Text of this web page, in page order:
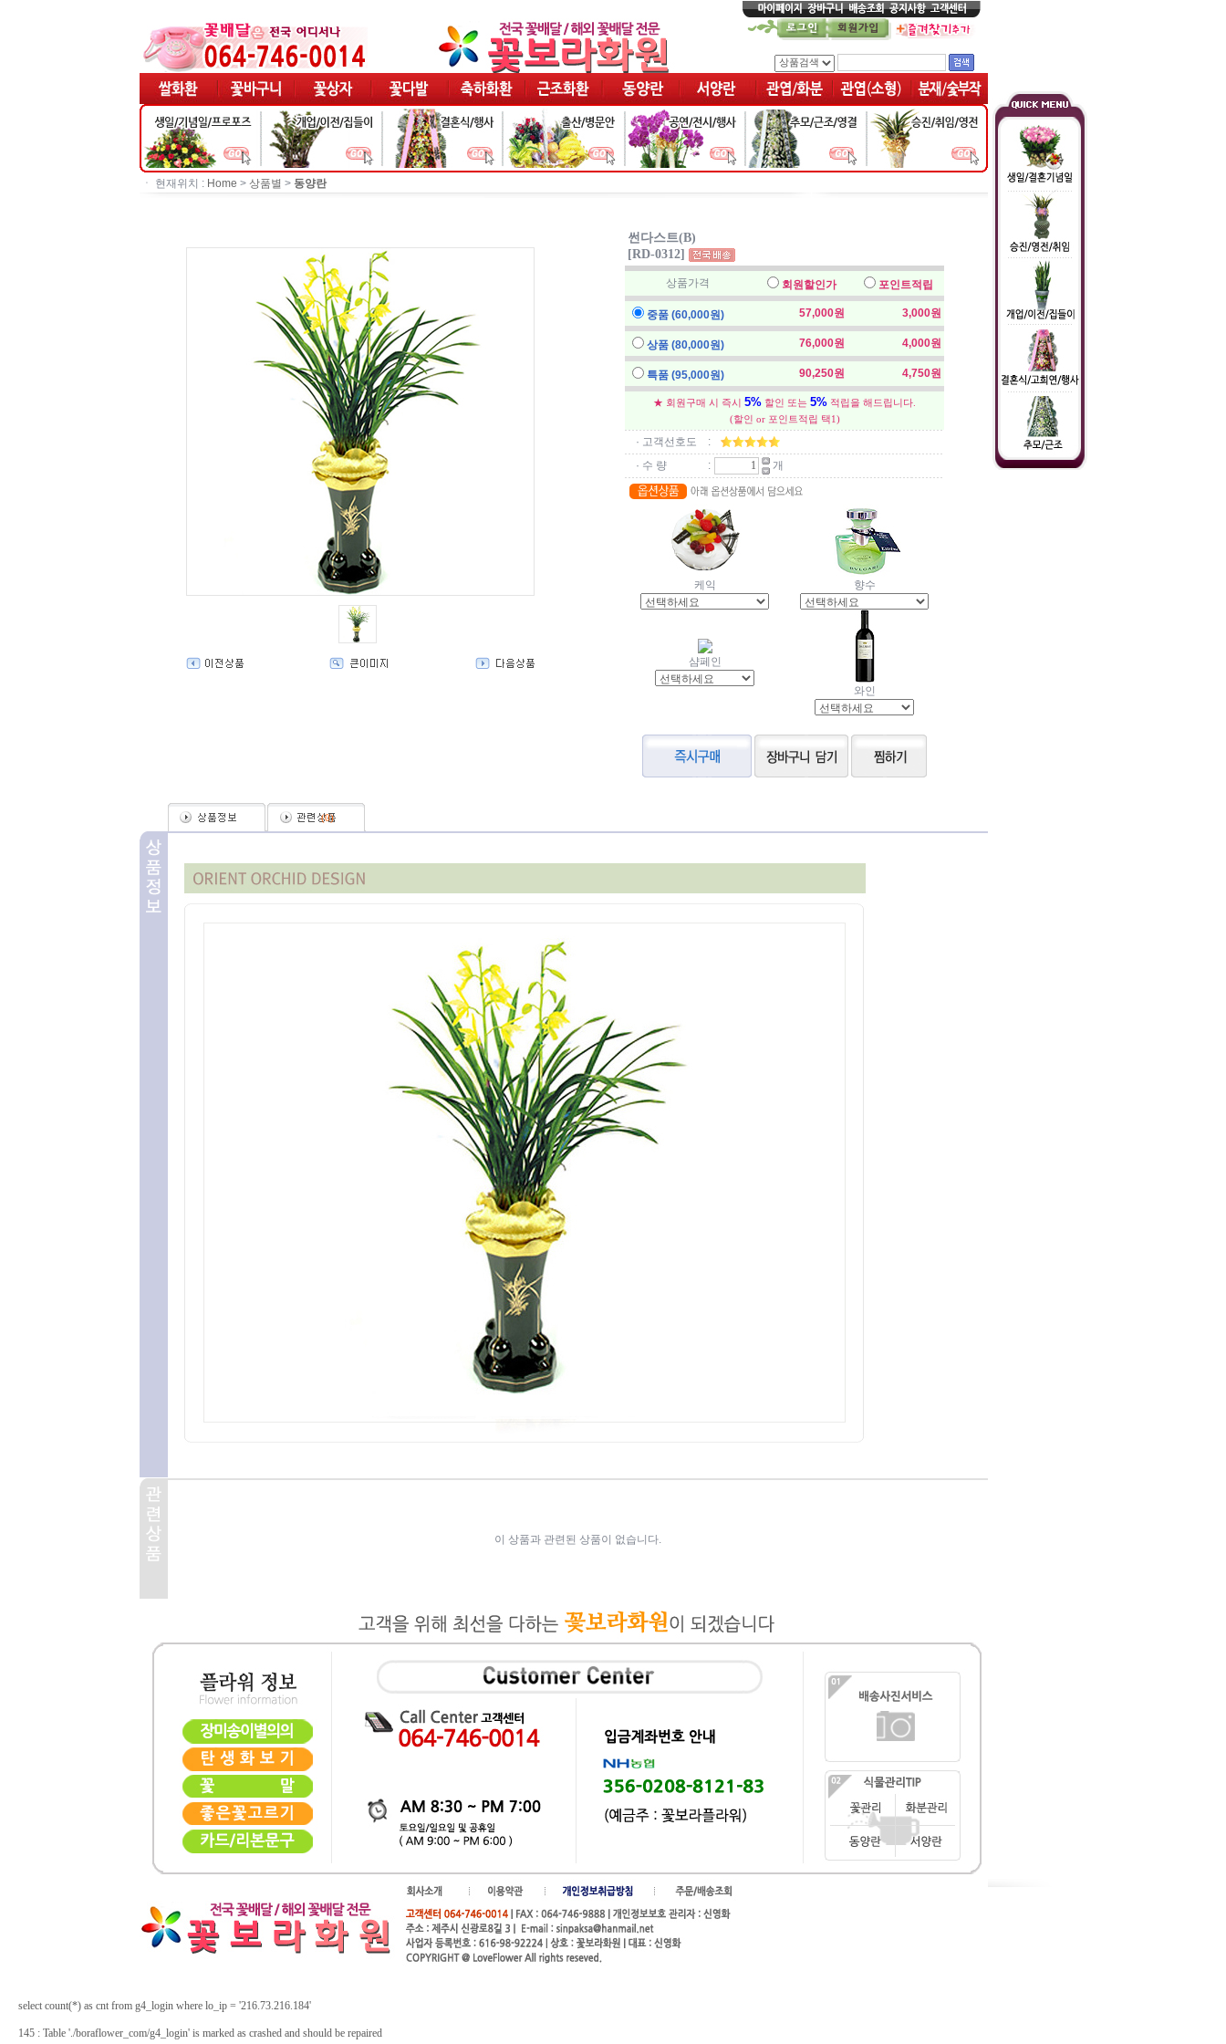
ㆍ 현재위치 : Home > 상품별 > 동양란
썬다스트(B)
[RD-0312]
상품가격 회원할인가 포인트적립
중품 (60,000원) 57,000원 3,000원
상품 (80,000원) 76,000원 4,000원
특품 (95,000원) 90,250원 4,750원
★ 회원구매 시 즉시 5% 할인 또는 5% 적립을 해드립니다.
(할인 or 포인트적립 택1)
· 고객선호도
:
· 수 량
: 개
케익 향수
샴페인
와인
(0)
이 상품과 관련된 상품이 없습니다.
select count(*) as cnt from g4_login where lo_ip = '216.73.216.184'
145 : Table './boraflower_com/g4_login' is marked as crashed and should be repaired